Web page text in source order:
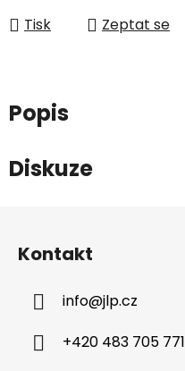
Tisk Zeptat se
Popis
Diskuze
Kontakt
info@jlp.cz
+420 483 705 771